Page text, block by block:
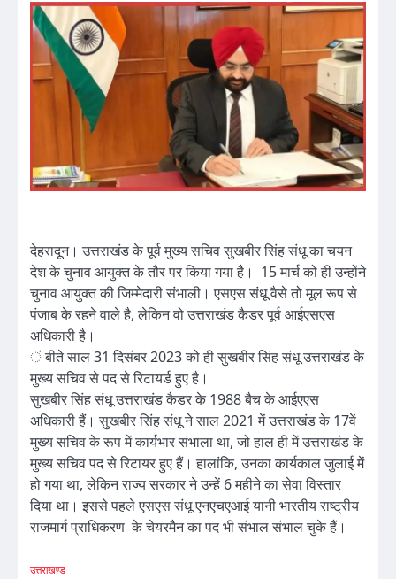
देहरादून। उत्तराखंड के पूर्व मुख्य सचिव सुखबीर सिंह संधू का चयन
देश के चुनाव आयुक्त के तौर पर किया गया है। 15 मार्च को ही उन्होंने
चुनाव आयुक्त की जिम्मेदारी संभाली। एसएस संधू वैसे तो मूल रूप से
पंजाब के रहने वाले है, लेकिन वो उत्तराखंड कैडर पूर्व आईएसएस
अधिकारी है।
ं बीते साल 31 दिसंबर 2023 को ही सुखबीर सिंह संधू उत्तराखंड के
मुख्य सचिव से पद से रिटायर्ड हुए है।
सुखबीर सिंह संधू उत्तराखंड कैडर के 1988 बैच के आईएएस
अधिकारी हैं। सुखबीर सिंह संधू ने साल 2021 में उत्तराखंड के 17वें
मुख्य सचिव के रूप में कार्यभार संभाला था, जो हाल ही में उत्तराखंड के
मुख्य सचिव पद से रिटायर हुए हैं। हालांकि, उनका कार्यकाल जुलाई में
हो गया था, लेकिन राज्य सरकार ने उन्हें 6 महीने का सेवा विस्तार
दिया था। इससे पहले एसएस संधू एनएचएआई यानी भारतीय राष्ट्रीय
राजमार्ग प्राधिकरण के चेयरमैन का पद भी संभाल संभाल चुके हैं।
उत्तराखण्ड